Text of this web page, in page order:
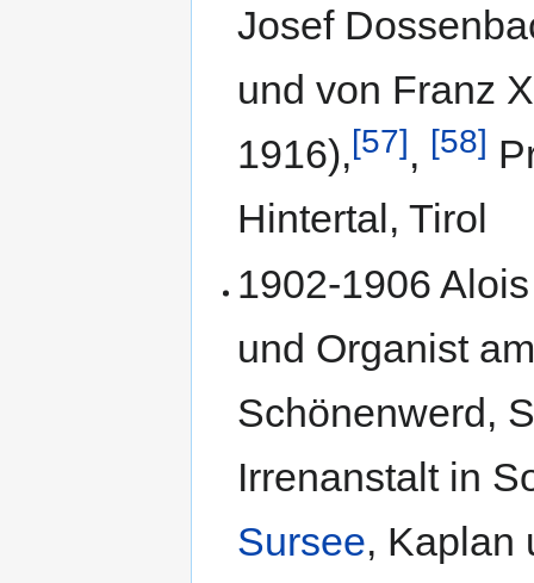
Josef
und von Franz
1916),[57], [58]
Hintertal, Tirol
1902-1906
und Organist
Schönenwerd,
Irrenanstalt in
Sursee, Kaplan